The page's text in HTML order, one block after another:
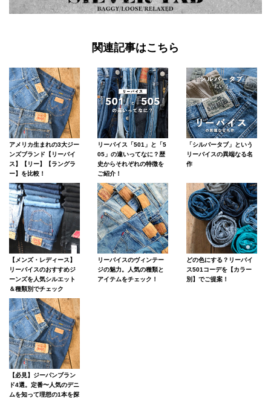
関連記事はこちら
アメリカ生まれの3大ジー
ンズブランド【リーバイ
ス】【リー】【ラングラ
ー】を比較！
リーバイス「501」と「5
05」の違いってなに？歴
史からそれぞれの特徴を
ご紹介！
「シルバータブ」という
リーバイスの異端なる名
作
【メンズ・レディース】
リーバイスのおすすめジ
ーンズを人気シルエット
＆種類別でチェック
リーバイスのヴィンテー
ジの魅力。人気の種類と
アイテムをチェック！
どの色にする？リーバイ
ス501コーデを【カラー
別】でご提案！
【必見】ジーパンブラン
ド4選。定番〜人気のデニ
ムを知って理想の1本を探